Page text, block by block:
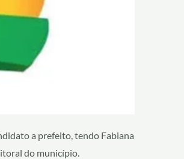
a prefeito, tendo Fabiana
do município.